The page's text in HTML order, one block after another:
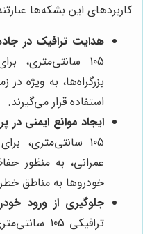
کاربردهای این بشکه‌ها
هدایت ترافیک در
105
بزرگراه‌ها، به ویژه
استفاده قرار می‌گیرند.
ایجاد موانع ایمنی در
105 سانتی‌متری،
عمرانی، به منظور
خودروها به مناطق
جلوگیری از ورود
ترافیکی